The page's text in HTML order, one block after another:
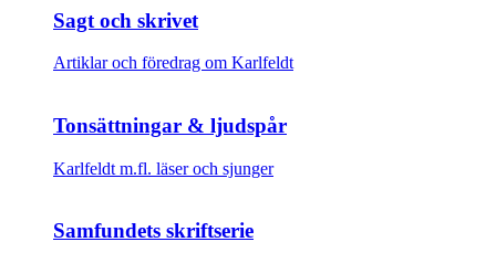
Sagt och skrivet
Artiklar och föredrag om Karlfeldt
Tonsättningar & ljudspår
Karlfeldt m.fl. läser och sjunger
Samfundets skriftserie